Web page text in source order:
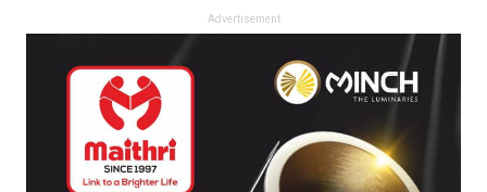
Advertisement